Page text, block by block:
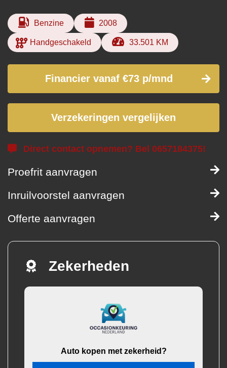
Benzine 2008
Handgeschakeld 33.501 KM
Financier vanaf €73 p/mnd
Verzekeringen vergelijken
Direct contact opnemen? Bel 0657184375!
Proefrit aanvragen
Inruilvoorstel aanvragen
Offerte aanvragen
Zekerheden
Auto kopen met zekerheid?